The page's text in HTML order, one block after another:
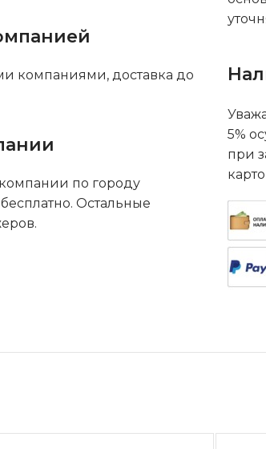
компаниями, доставка до
по городу
Остальные
5%
при